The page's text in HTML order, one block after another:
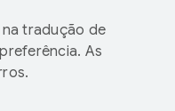
tradução de
As